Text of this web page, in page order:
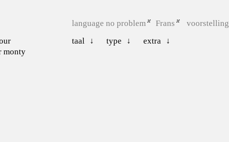
monty
language no problem Frans voorstelling
taal
type extra